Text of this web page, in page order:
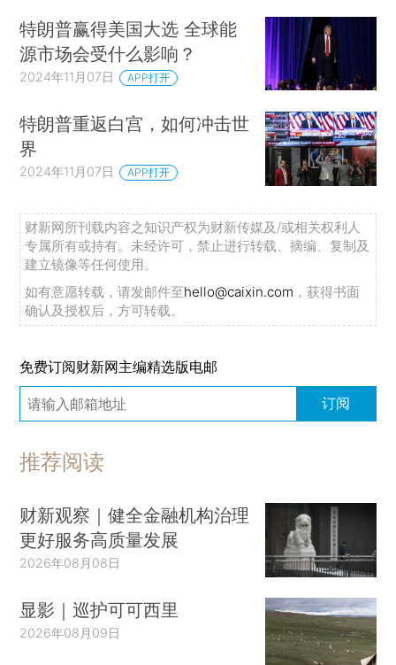
特朗普赢得美国大选 全球能
源市场会受什么影响？
2024年11月07日 APP打开
特朗普重返白宫，如何冲击世
界
2024年11月07日 APP打开
财新网所刊载内容之知识产权为财新传媒及/或相关权利人
专属所有或持有。未经许可，禁止进行转载、摘编、复制及
建立镜像等任何使用。
如有意愿转载，请发邮件至hello@caixin.com ，获得书面
确认及授权后，方可转载。
免费订阅财新网主编精选版电邮
订阅
推荐阅读
财新观察｜健全金融机构治理
更好服务高质量发展
2026年08月08日
显影｜巡护可可西里
2026年08月09日